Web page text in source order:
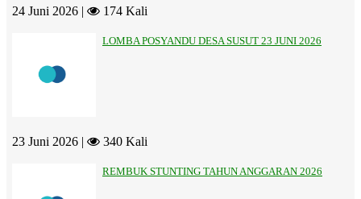
24 Juni 2026 | 174 Kali
LOMBA POSYANDU DESA SUSUT 23 JUNI 2026
23 Juni 2026 | 340 Kali
REMBUK STUNTING TAHUN ANGGARAN 2026